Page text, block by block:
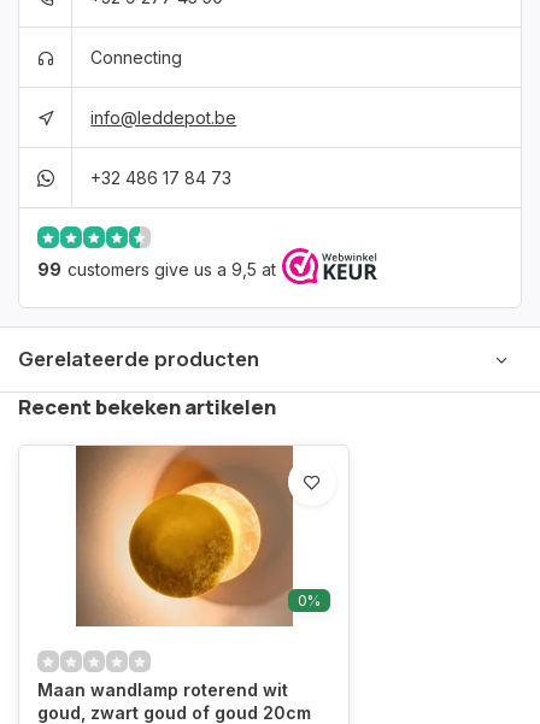
Connecting
info@leddepot.be
+32 486 17 84 73
99 customers give us a 9,5 at
Gerelateerde producten
Recent bekeken artikelen
0%
Maan wandlamp roterend wit
goud, zwart goud of goud 20cm